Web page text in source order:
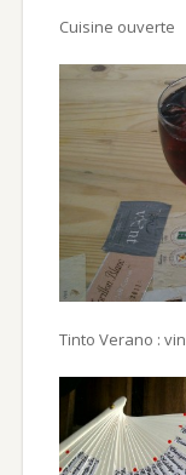
Cuisine ouverte
Tinto Verano :